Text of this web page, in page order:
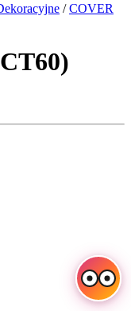
/ COVER